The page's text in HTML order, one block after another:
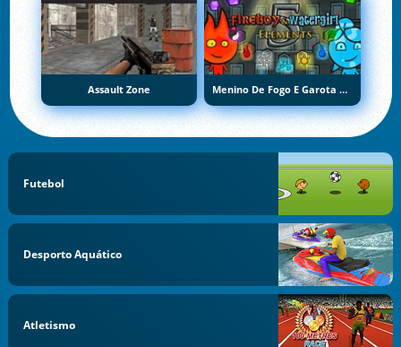
Assault Zone Menino De Fogo E Garota De Água 5: Elementos
Futebol
Desporto Aquático
Atletismo